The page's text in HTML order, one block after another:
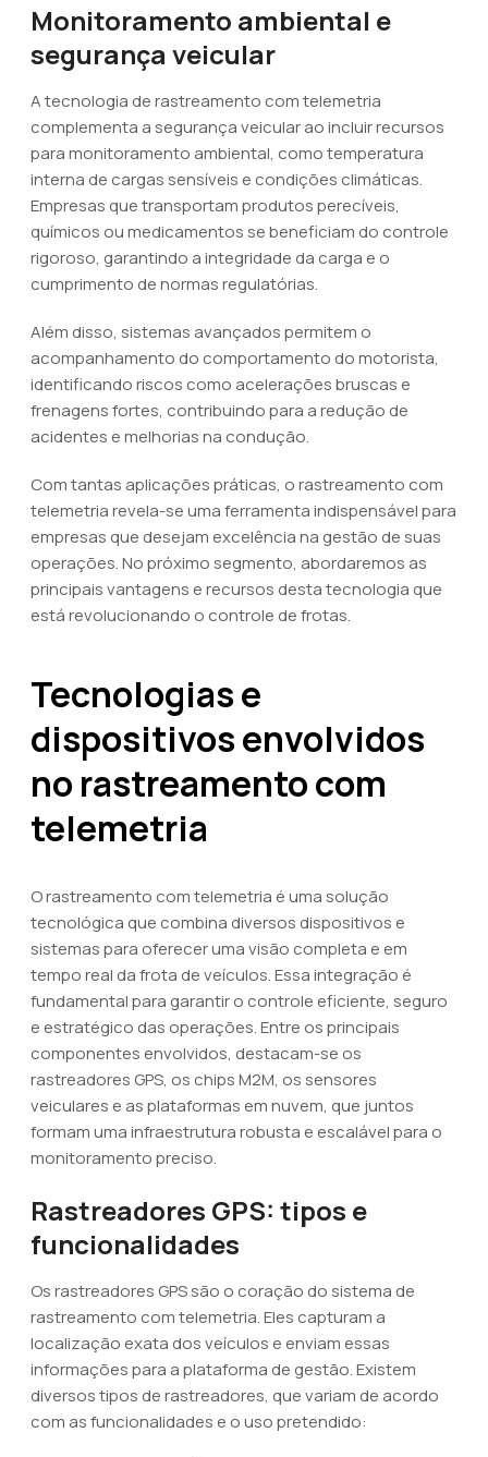
Monitoramento ambiental e
segurança veicular
A tecnologia de rastreamento com telemetria
complementa a segurança veicular ao incluir recursos
para monitoramento ambiental, como temperatura
interna de cargas sensíveis e condições climáticas.
Empresas que transportam produtos perecíveis,
químicos ou medicamentos se beneficiam do controle
rigoroso, garantindo a integridade da carga e o
cumprimento de normas regulatórias.
Além disso, sistemas avançados permitem o
acompanhamento do comportamento do motorista,
identificando riscos como acelerações bruscas e
frenagens fortes, contribuindo para a redução de
acidentes e melhorias na condução.
Com tantas aplicações práticas, o rastreamento com
telemetria revela-se uma ferramenta indispensável para
empresas que desejam excelência na gestão de suas
operações. No próximo segmento, abordaremos as
principais vantagens e recursos desta tecnologia que
está revolucionando o controle de frotas.
Tecnologias e
dispositivos envolvidos
no rastreamento com
telemetria
O rastreamento com telemetria é uma solução
tecnológica que combina diversos dispositivos e
sistemas para oferecer uma visão completa e em
tempo real da frota de veículos. Essa integração é
fundamental para garantir o controle eficiente, seguro
e estratégico das operações. Entre os principais
componentes envolvidos, destacam-se os
rastreadores GPS, os chips M2M, os sensores
veiculares e as plataformas em nuvem, que juntos
formam uma infraestrutura robusta e escalável para o
monitoramento preciso.
Rastreadores GPS: tipos e
funcionalidades
Os rastreadores GPS são o coração do sistema de
rastreamento com telemetria. Eles capturam a
localização exata dos veículos e enviam essas
informações para a plataforma de gestão. Existem
diversos tipos de rastreadores, que variam de acordo
com as funcionalidades e o uso pretendido: